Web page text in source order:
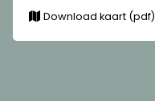
Download kaart (pdf)